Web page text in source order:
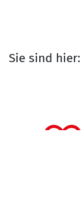
Sie sind hier: